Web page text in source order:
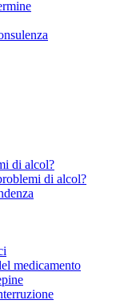
di alcol?
di alcol?
medicamento